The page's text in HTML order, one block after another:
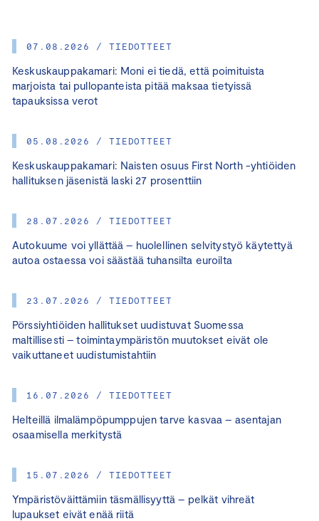
07.08.2026 / TIEDOTTEET
Keskuskauppakamari: Moni ei tiedä, että poimituista
marjoista tai pullopanteista pitää maksaa tietyissä
tapauksissa verot
05.08.2026 / TIEDOTTEET
Keskuskauppakamari: Naisten osuus First North -yhtiöiden
hallituksen jäsenistä laski 27 prosenttiin
28.07.2026 / TIEDOTTEET
Autokuume voi yllättää – huolellinen selvitystyö käytettyä
autoa ostaessa voi säästää tuhansilta euroilta
23.07.2026 / TIEDOTTEET
Pörssiyhtiöiden hallitukset uudistuvat Suomessa
maltillisesti – toimintaympäristön muutokset eivät ole
vaikuttaneet uudistumistahtiin
16.07.2026 / TIEDOTTEET
Helteillä ilmalämpöpumppujen tarve kasvaa – asentajan
osaamisella merkitystä
15.07.2026 / TIEDOTTEET
Ympäristöväittämiin täsmällisyyttä – pelkät vihreät
lupaukset eivät enää riitä